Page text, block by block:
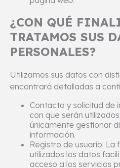
¿CON QUÉ
TRATAMOS SUS
PERSONALES?
Utilizamos sus datos con
encontrará detalladas a
Contacto y solicitud de
con que serán
únicamente gestionar
información.
Registro de usuario: La
utilizados los datos
acceso a los servicios